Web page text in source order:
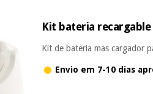
Kit bateria
Kit de bateria mas cargador
Envio em 7-10 dias